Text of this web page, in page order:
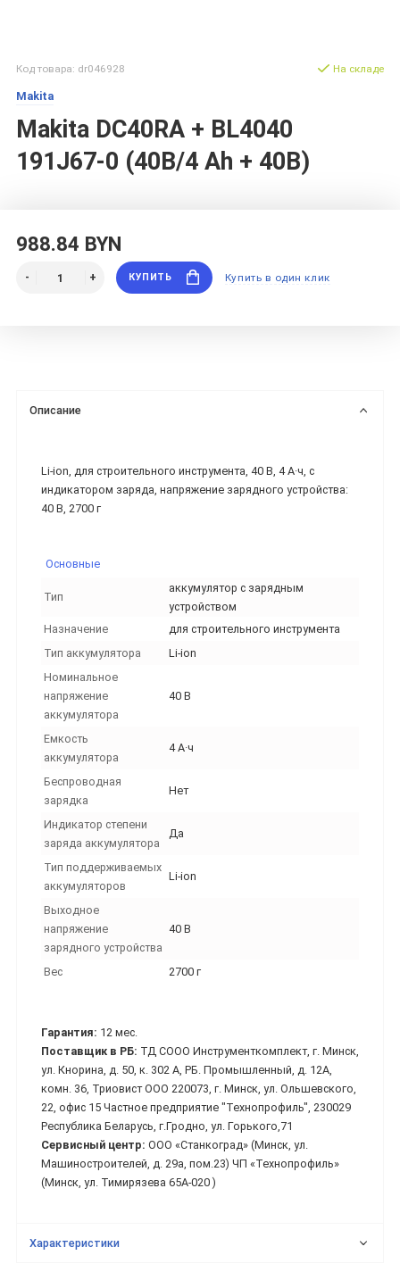
Код товара: dr046928
Makita
Makita DC40RA + BL4040
191J67-0 (40В/4 Ah + 40В)
На складе
988.84 BYN
КУПИТЬ Купить в один клик
Описание
Li-ion, для строительного инструмента, 40 В, 4 А·ч, с
индикатором заряда, напряжение зарядного устройства:
40 В, 2700 г
Основные
Тип
аккумулятор с зарядным
устройством
Назначение
для строительного инструмента
Тип аккумулятора
Li-ion
Номинальное
напряжение
аккумулятора
40 В
Емкость
аккумулятора
4 А·ч
Беспроводная
зарядка
Нет
Индикатор степени
заряда аккумулятора
Да
Тип поддерживаемых
аккумуляторов
Li-ion
Выходное
напряжение
зарядного устройства
40 В
Вес 2700 г
Гарантия: 12 мес.
Поставщик в РБ: ТД СООО Инструменткомплект, г. Минск,
ул. Кнорина, д. 50, к. 302 А, РБ. Промышленный, д. 12А,
комн. 36, Триовист ООО 220073, г. Минск, ул. Ольшевского,
22, офис 15 Частное предприятие "Технопрофиль", 230029
Республика Беларусь, г.Гродно, ул. Горького,71
Сервисный центр: ООО «Станкоград» (Минск, ул.
Машиностроителей, д. 29а, пом.23) ЧП «Технопрофиль»
(Минск, ул. Тимирязева 65А-020 )
Характеристики